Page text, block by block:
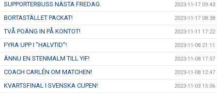
SUPPORTERBUSS NÄSTA FREDAG. 2023-11-17 09:43
BORTASTÄLLET PACKAT! 2023-11-17 08:38
TVÅ POÄNG IN PÅ KONTOT! 2023-11-11 17:22
FYRA UPP I ”HALVTID”! 2023-11-08 21:11
ÄNNU EN STENMALM TILL YIF! 2023-11-08 17:57
COACH CARLÉN OM MATCHEN! 2023-11-08 12:47
KVARTSFINAL I SVENSKA CUPEN! 2023-11-03 15:06